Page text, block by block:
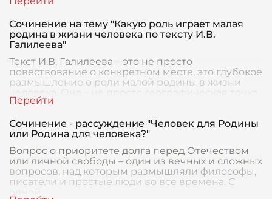
Сочинение на тему "Какую роль играет малая
родина в жизни человека по тексту И.В.
Галилеева"
Текст И.В. Галилеева – это не просто
повествование о конкретном месте, это глубокое
размышление о роли малой родины в жизни
человека. Она – не просто географическая точка
на карте,
Сочинение - рассуждение "Человек для Родины
или Родина для человека?"
Вопрос о приоритете долга перед Отечеством
или личной свободы – один из вечных и сложных
вопросов, над которым размышляли философы,
писатели и простые люди во все времена. С